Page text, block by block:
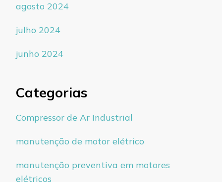
agosto 2024
julho 2024
junho 2024
Categorias
Compressor de Ar Industrial
manutenção de motor elétrico
manutenção preventiva em motores
elétricos